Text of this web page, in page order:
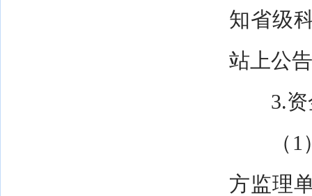
知省级
站上公
3.资
（1）
方监理